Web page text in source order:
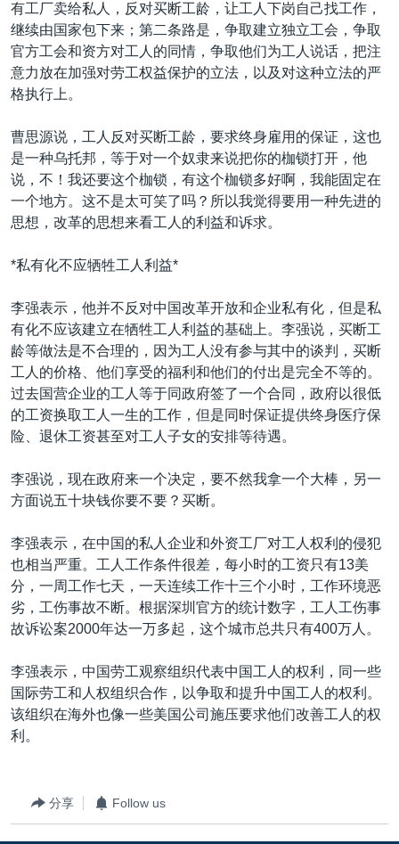
有工厂卖给私人，反对买断工龄，让工人下岗自己找工作，
继续由国家包下来；第二条路是，争取建立独立工会，争取
官方工会和资方对工人的同情，争取他们为工人说话，把注
意力放在加强对劳工权益保护的立法，以及对这种立法的严
格执行上。
曹思源说，工人反对买断工龄，要求终身雇用的保证，这也
是一种乌托邦，等于对一个奴隶来说把你的枷锁打开，他
说，不！我还要这个枷锁，有这个枷锁多好啊，我能固定在
一个地方。这不是太可笑了吗？所以我觉得要用一种先进的
思想，改革的思想来看工人的利益和诉求。
*私有化不应牺牲工人利益*
李强表示，他并不反对中国改革开放和企业私有化，但是私
有化不应该建立在牺牲工人利益的基础上。李强说，买断工
龄等做法是不合理的，因为工人没有参与其中的谈判，买断
工人的价格、他们享受的福利和他们的付出是完全不等的。
过去国营企业的工人等于同政府签了一个合同，政府以很低
的工资换取工人一生的工作，但是同时保证提供终身医疗保
险、退休工资甚至对工人子女的安排等待遇。
李强说，现在政府来一个决定，要不然我拿一个大棒，另一
方面说五十块钱你要不要？买断。
李强表示，在中国的私人企业和外资工厂对工人权利的侵犯
也相当严重。工人工作条件很差，每小时的工资只有13美
分，一周工作七天，一天连续工作十三个小时，工作环境恶
劣，工伤事故不断。根据深圳官方的统计数字，工人工伤事
故诉讼案2000年达一万多起，这个城市总共只有400万人。
李强表示，中国劳工观察组织代表中国工人的权利，同一些
国际劳工和人权组织合作，以争取和提升中国工人的权利。
该组织在海外也像一些美国公司施压要求他们改善工人的权
利。
分享 Follow us